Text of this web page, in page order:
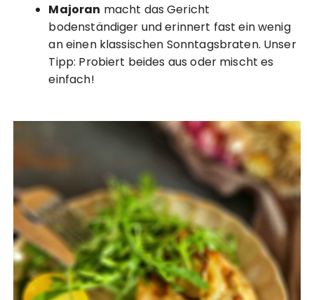
Majoran macht das Gericht
bodenständiger und erinnert fast ein wenig
an einen klassischen Sonntagsbraten. Unser
Tipp: Probiert beides aus oder mischt es
einfach!